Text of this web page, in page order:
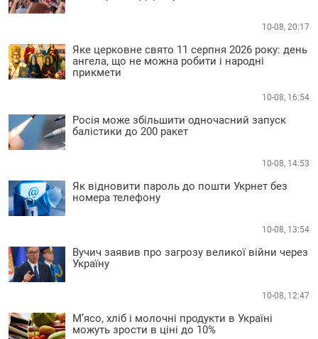
10-08, 20:17
Яке церковне свято 11 серпня 2026 року: день
ангела, що не можна робити і народні
прикмети
10-08, 16:54
Росія може збільшити одночасний запуск
балістики до 200 ракет
10-08, 14:53
Як відновити пароль до пошти Укрнет без
номера телефону
10-08, 13:54
Вучич заявив про загрозу великої війни через
Україну
10-08, 12:47
М’ясо, хліб і молочні продукти в Україні
можуть зрости в ціні до 10%